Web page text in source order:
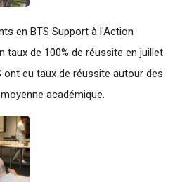
en BTS Support à l'Action
taux de 100% de réussite en juillet
ont eu taux de réussite autour des
académique.